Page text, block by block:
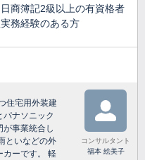
商簿記2級以上の有資格者
務経験のある方
住宅用外装建
ナソニック
事業統合し
といなどの外
カーです。 軽
コンサルタント
福本 絵美子